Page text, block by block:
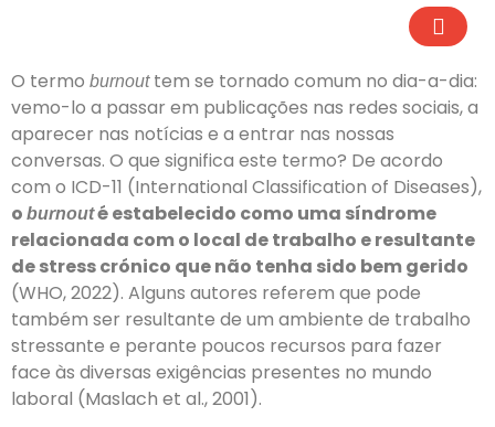
O termo burnouttem se tornado comum no dia-a-dia:
vemo-lo a passar em publicações nas redes sociais, a
aparecer nas notícias e a entrar nas nossas
conversas. O que significa este termo? De acordo
com o ICD-11 (International Classification of Diseases),
o burnouté estabelecido como uma síndrome
relacionada com o local de trabalho e resultante
de stress crónico que não tenha sido bem gerido
(WHO, 2022). Alguns autores referem que pode
também ser resultante de um ambiente de trabalho
stressante e perante poucos recursos para fazer
face às diversas exigências presentes no mundo
laboral (Maslach et al., 2001).